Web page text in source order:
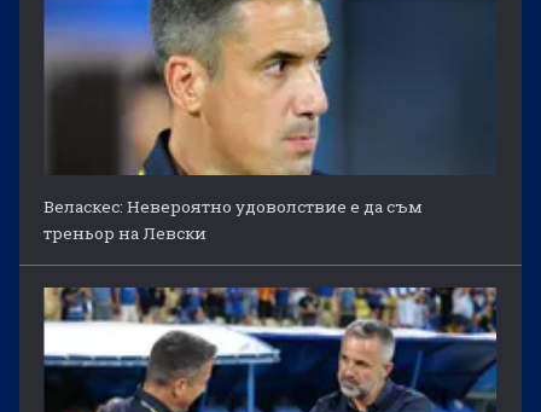
Веласкес: Невероятно удоволствие е да съм
треньор на Левски